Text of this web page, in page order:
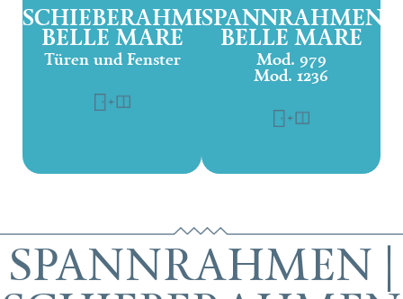
SCHIEBERAHMEN
BELLE MARE
Türen und Fenster
SPANNRAHMEN
BELLE MARE
Mod. 979
Mod. 1236
SPANNRAHMEN |